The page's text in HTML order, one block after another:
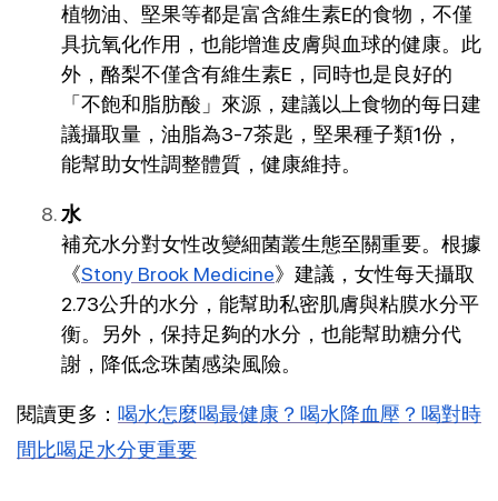
植物油、堅果等都是富含維生素E的食物，不僅
具抗氧化作用，也能增進皮膚與血球的健康。此
外，酪梨不僅含有維生素E，同時也是良好的
「不飽和脂肪酸」來源，建議以上食物的每日建
議攝取量，油脂為3-7茶匙，堅果種子類1份，
能幫助女性調整體質，健康維持。
水
補充水分對女性改變細菌叢生態至關重要。根據
《Stony Brook Medicine》建議，女性每天攝取
2.73公升的水分，能幫助私密肌膚與粘膜水分平
衡。另外，保持足夠的水分，也能幫助糖分代
謝，降低念珠菌感染風險。
閱讀更多： 喝水怎麼喝最健康？喝水降血壓？喝對時
間比喝足水分更重要